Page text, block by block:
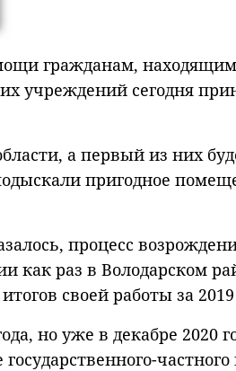
гражданам,
учреждений сегодня
а первый из них
пригодное
процесс
как раз в Володарском
своей работы за 2019
но уже в декабре 2020
частного